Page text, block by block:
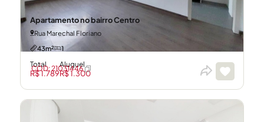
Apartamento no bairro Centro
Rua Marechal Floriano
43m²
1
Total
R$ 1.789
Aluguel
R$ 1.300
CÓD: 21031446